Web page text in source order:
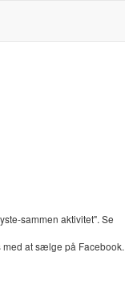
sammen aktivitet". Se
med at sælge på Facebook.